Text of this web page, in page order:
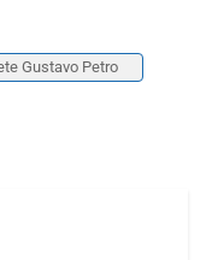
Gustavo Petro